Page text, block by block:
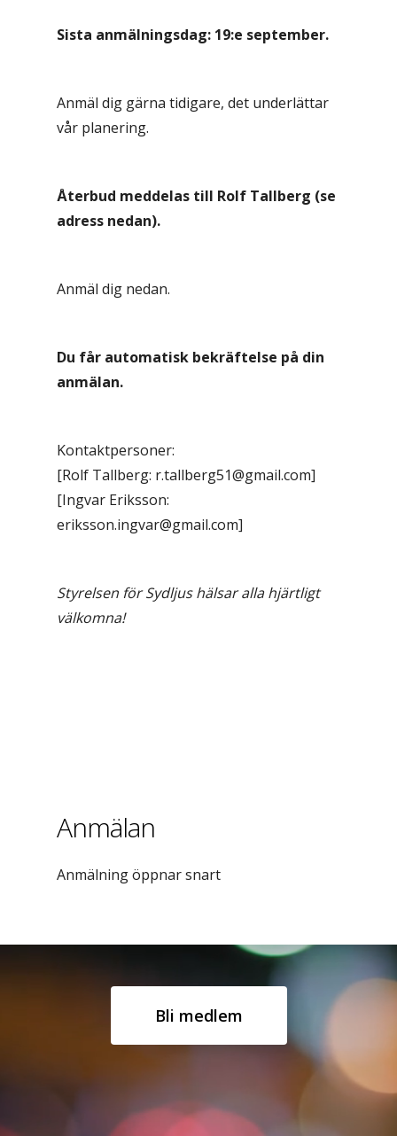
Sista anmälningsdag: 19:e september.
Anmäl dig gärna tidigare, det underlättar
vår planering.
Återbud meddelas till Rolf Tallberg (se
adress nedan).
Anmäl dig nedan.
Du får automatisk bekräftelse på din
anmälan.
Kontaktpersoner:
[Rolf Tallberg: r.tallberg51@gmail.com]
[Ingvar Eriksson:
eriksson.ingvar@gmail.com]
Styrelsen för Sydljus hälsar alla hjärtligt
välkomna!
Anmälan
Anmälning öppnar snart
Bli medlem